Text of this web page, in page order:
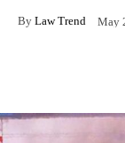
By Law Trend May